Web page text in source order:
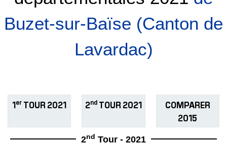
Buzet-sur-Baïse (Canton de
Lavardac)
1er TOUR 2021 2ndTOUR 2021
COMPARER
2015
2nd Tour - 2021